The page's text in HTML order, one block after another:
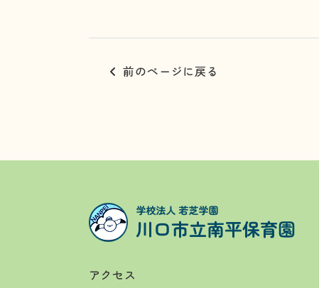
前のページに戻る
アクセス